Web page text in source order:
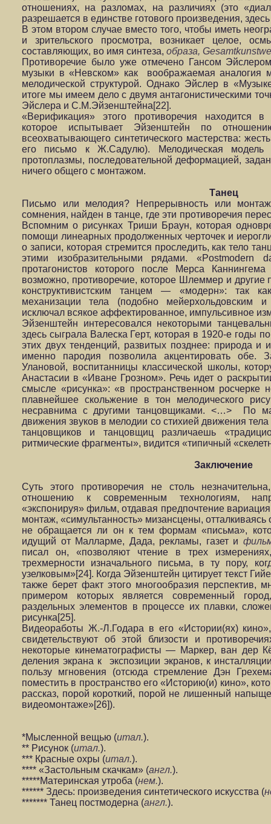
отношениях, на разломах, на различиях (это
разрешается в единстве готового произведения,
В этом втором случае вместо того, чтобы иметь
и зрительского просмотра, возникает целое,
составляющих, во имя синтеза, образа,
Противоречие было уже отмечено Гансом
музыки в «Невском» как воображаемая аналогия
мелодической структурой. Однако Эйслер в
итоге мы имеем дело с двумя антагонистическими
Эйслера и С.М.Эйзенштейна[22].
«Верификация» этого противоречия находится
которое испытывает Эйзенштейн по
всеохватывающего синтетического мастерства:
его письмо к Ж.Садулю). Мелодическая модель
протоплазмы, последовательной деформацией,
ничего общего с монтажом.
Танец
Письмо или мелодия? Непрерывность или
сомнения, найден в танце, где эти противоречия
Вспомним о рисунках Триши Браун, которая
помощи линеарных продолженных черточек и
о записи, которая стремится проследить, как тело
этими изобразительными рядами. «Postmodern
протагонистов которого после Мерса
возможно, противоречие, которое Шлеммер и другие
конструктивистским танцем — «модерн»: так
механизации тела (подобно мейерхольдовским
исключал всякое аффектированное, импульсивное
Эйзенштейн интересовался некоторыми
здесь сыграла Валеска Герт, которая в 1920-е годы
этих двух тенденций, развитых позднее: природа и
именно пародия позволила акцентировать обе.
Улановой, воспитанницы классической школы,
Анастасии в «Иване Грозном». Речь идет о
смысле «рисунка»: «в пространственном росчерке
плавнейшее скольжение в тон мелодического
несравнима с другими танцовщиками. <…> По
движения звуков в мелодии со стихией движения
танцовщиков и танцовщиц различаешь
ритмические фрагменты», видится «типичный
Заключение
Суть этого противоречия не столь
отношению к современным технологиям,
«экспонируя» фильм, отдавая предпочтение
монтаж, «симультанность» мизансцены,
не обращается ли он к тем формам «письма»,
идущий от Малларме, Дада, рекламы, газет и
писал он, «позволяют чтение в трех
трехмерности изначального письма, в ту пору,
узелковым»[24]. Когда Эйзенштейн цитирует текст
также берет факт этого многообразия перспектив,
примером которых является современный
раздельных элементов в процессе их плавки,
рисунка[25].
Видеоработы Ж.-Л.Годара в его «Истории(ях)
свидетельствуют об этой близости и
некоторые кинематографисты — Маркер, ван дер
деления экрана к экспозиции экранов, к
пользу мгновения (отсюда стремление Дэн
поместить в пространство его «Историю(и) кино»,
рассказ, порой короткий, порой не лишенный
видеомонтаже»[26]).
*Мысленной вещью (итал.).
** Рисунок (итал.).
*** Красные охры (итал.).
**** «Застольным скачкам» (англ.).
*****Материнская утроба (нем.).
****** Здесь: произведения синтетического искусства (
******* Танец постмодерна (англ.).